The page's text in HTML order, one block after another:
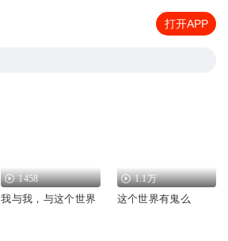
打开APP
1458
我与我，与这个世界
1.1万
这个世界有鬼么